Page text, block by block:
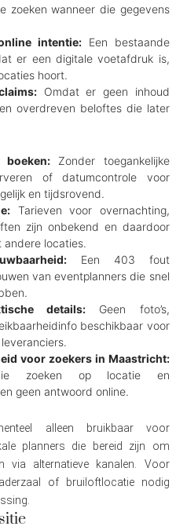
zoeken wanneer die gegevens
intentie:Een bestaande
er een digitale voetafdruk is,
hoort.
Omdat er geen inhoud
overdreven beloftes die later
boeken: Zonder toegankelijke
of datumcontrole voor
en tijdsrovend.
Tarieven voor overnachting,
zijn onbekend en daardoor
andere locaties.
Een 403 fout
van eventplanners die snel
details: Geen foto’s,
beschikbaar voor
voor zoekers in Maastricht:
zoeken op locatie en
geen antwoord online.
alleen bruikbaar voor
planners die bereid zijn om
via alternatieve kanalen. Voor
of bruiloftlocatie nodig